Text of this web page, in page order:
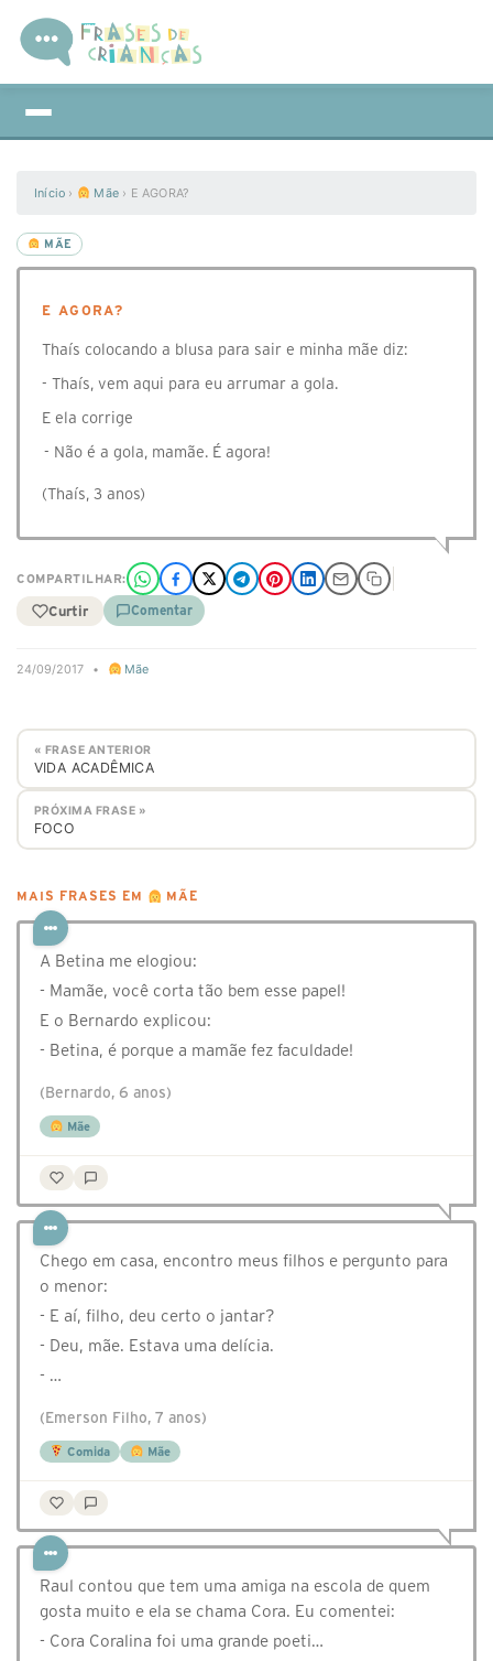
Início › Mãe › E AGORA?
MÃE
E AGORA?
Thaís colocando a blusa para sair e minha mãe diz:
- Thaís, vem aqui para eu arrumar a gola.
E ela corrige
- Não é a gola, mamãe. É agora!
(Thaís, 3 anos)
COMPARTILHAR:
Curtir Comentar
24/09/2017 • Mãe
« FRASE ANTERIOR
VIDA ACADÊMICA
PRÓXIMA FRASE »
FOCO
MAIS FRASES EM MÃE
A Betina me elogiou:
- Mamãe, você corta tão bem esse papel!
E o Bernardo explicou:
- Betina, é porque a mamãe fez faculdade!
(Bernardo, 6 anos)
Mãe
Chego em casa, encontro meus filhos e pergunto para
o menor:
- E aí, filho, deu certo o jantar?
- Deu, mãe. Estava uma delícia.
- …
(Emerson Filho, 7 anos)
Comida Mãe
Raul contou que tem uma amiga na escola de quem
gosta muito e ela se chama Cora. Eu comentei:
- Cora Coralina foi uma grande poeti…